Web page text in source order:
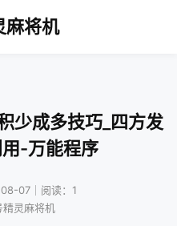
麻将机
少成多技巧_四方发
-万能程序
07｜阅读：1
精灵麻将机